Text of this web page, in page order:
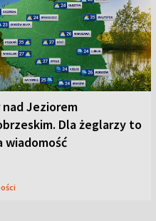
Jeziorem
Dla żeglarzy to
wiadomość